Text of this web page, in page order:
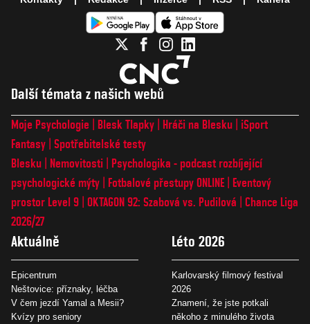
Další témata z našich webů
Moje Psychologie Blesk Tlapky Hráči na Blesku
iSport
Fantasy Spotřebitelské testy
Blesku
Nemovitosti
Psychologika - podcast rozbíjející
psychologické mýty
Fotbalové přestupy ONLINE
Eventový
prostor Level 9 OKTAGON 92: Szabová vs. Pudilová
Chance Liga
2026/27
Aktuálně
Epicentrum
Neštovice: příznaky, léčba
V čem jezdí Yamal a Mesii?
Kvízy pro seniory
Léto 2026
Karlovarský filmový festival
2026
Znamení, že jste potkali
někoho z minulého života